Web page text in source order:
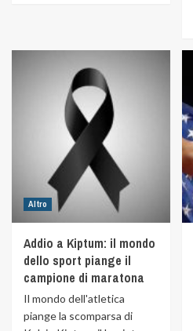
Altro
Addio a Kiptum: il mondo
dello sport piange il
campione di maratona
Il mondo dell'atletica
piange la scomparsa di